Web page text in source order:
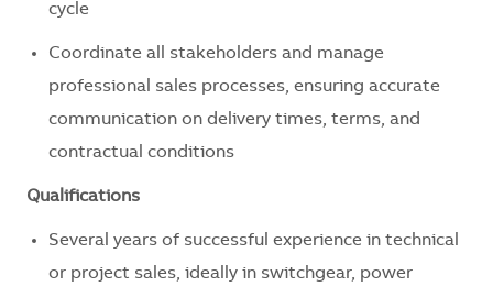
cycle
Coordinate all stakeholders and manage
professional sales processes, ensuring accurate
communication on delivery times, terms, and
contractual conditions
Qualifications
Several years of successful experience in technical
or project sales, ideally in switchgear, power